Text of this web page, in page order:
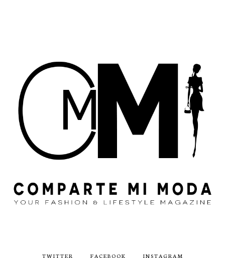
TWITTER FACEBOOK INSTAGRAM